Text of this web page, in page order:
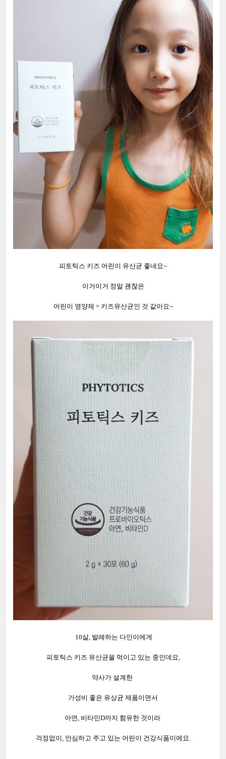
피토틱스 키즈 어린이 유산균 좋네요~
이거이거 정말 괜찮은
어린이 영양제 = 키즈유산균인 것 같아요~
10살, 발레하는 다인이에게
피토틱스 키즈 유산균을 먹이고 있는 중인데요,
약사가 설계한
가성비 좋은 유상균 제품이면서
아연, 비타민D까지 함유한 것이라
걱정없이, 안심하고 주고 있는 어린이 건강식품이에요.